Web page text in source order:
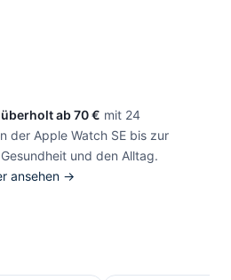
ab 70 € mit 24
der Apple Watch SE bis zur
und den Alltag.
ansehen →